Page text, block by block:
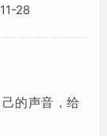
28
的声音，给